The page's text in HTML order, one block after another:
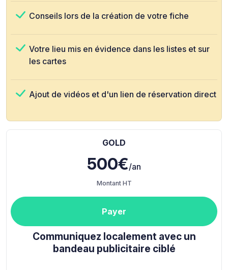
Conseils lors de la création de votre fiche
Votre lieu mis en évidence dans les listes et sur
les cartes
Ajout de vidéos et d'un lien de réservation direct
GOLD
500€/an
Montant HT
Payer
Communiquez localement avec un
bandeau publicitaire ciblé